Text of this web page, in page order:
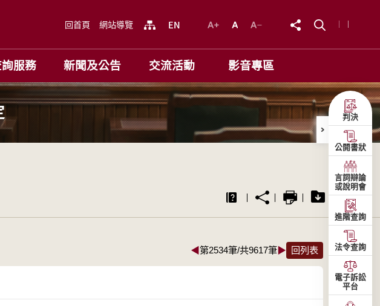
回首頁 網站導覽
服務 新聞及公告 交流活動 影音專區
◀第2534筆/共9617筆▶ 回列表
判決
公開書狀
言詞辯論
或說明會
進階查詢
法令查詢
電子訴訟
平台